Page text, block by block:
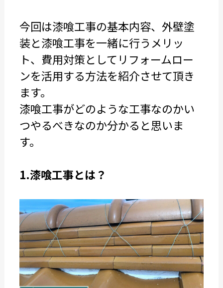
今回は漆喰工事の基本内容、外壁塗
装と漆喰工事を一緒に行うメリッ
ト、費用対策としてリフォームロー
ンを活用する方法を紹介させて頂き
ます。
漆喰工事がどのような工事なのかい
つやるべきなのか分かると思いま
す。
1.漆喰工事とは？